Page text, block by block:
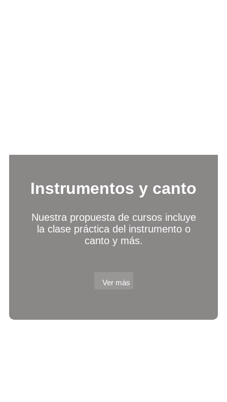
Instrumentos y canto
Nuestra propuesta de cursos incluye
la clase práctica del instrumento o
canto y más.
Ver más